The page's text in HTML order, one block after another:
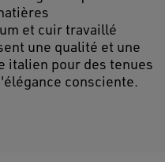
et cuir travaillé
une qualité et une
italien pour des tenues
consciente.